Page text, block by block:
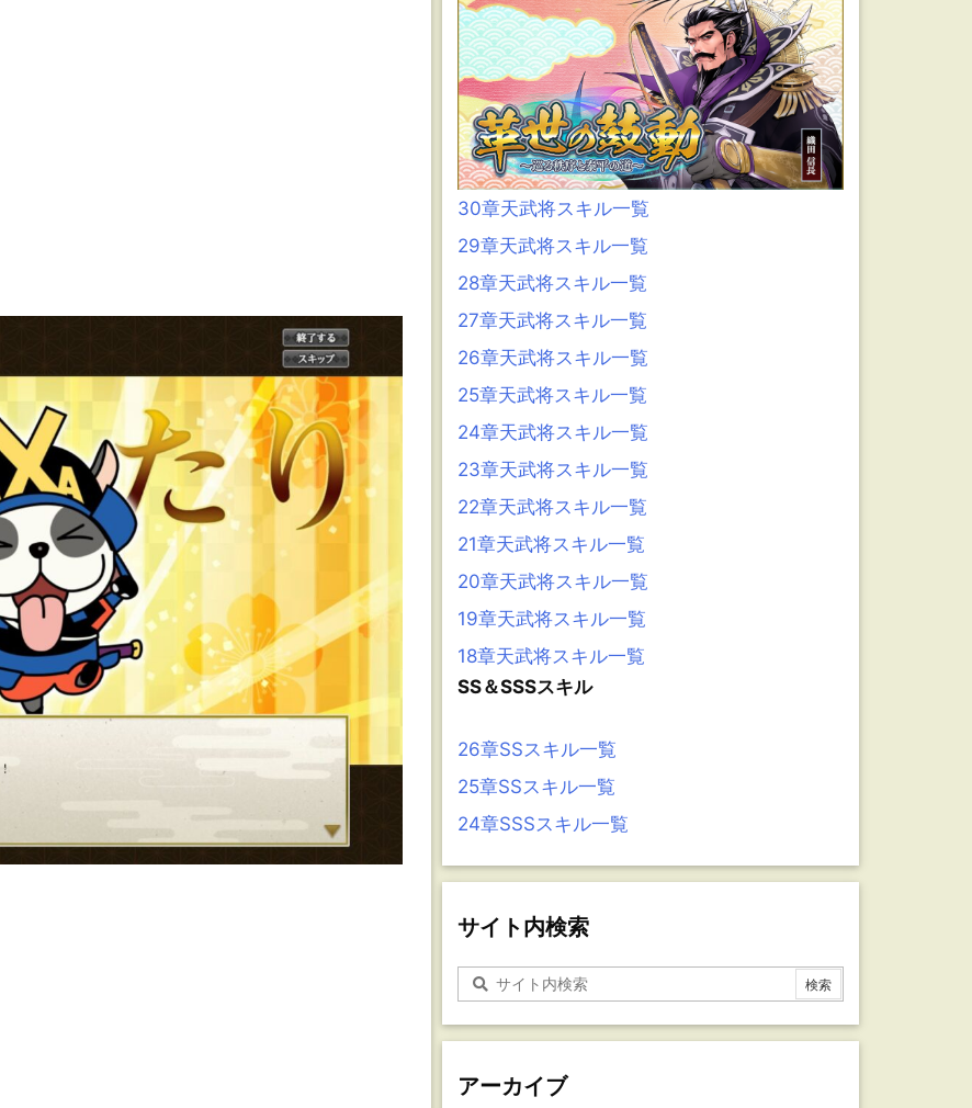
30章天武将スキル一覧
29章天武将スキル一覧
28章天武将スキル一覧
27章天武将スキル一覧
26章天武将スキル一覧
25章天武将スキル一覧
24章天武将スキル一覧
23章天武将スキル一覧
22章天武将スキル一覧
21章天武将スキル一覧
20章天武将スキル一覧
19章天武将スキル一覧
18章天武将スキル一覧
SS＆SSSスキル
26章SSスキル一覧
25章SSスキル一覧
24章SSSスキル一覧
サイト内検索
アーカイブ